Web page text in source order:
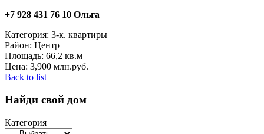
+7 928 431 76 10 Ольга
Категория: 3-к. квартиры
Район: Центр
Площадь: 66,2 кв.м
Цена: 3,900 млн.руб.
Back to list
Найди свой дом
Категория